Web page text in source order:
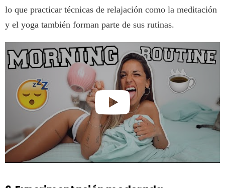
lo que practicar técnicas de relajación como la meditación
y el yoga también forman parte de sus rutinas.